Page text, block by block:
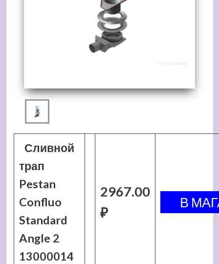
Сливной
трап
Pestan
Confluo
Standard
Angle 2
13000014
2967.00
₽